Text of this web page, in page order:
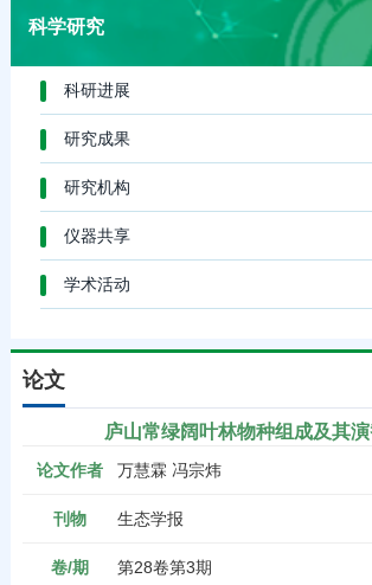
科学研究
科研进展
研究成果
研究机构
仪器共享
学术活动
论文
庐山常绿阔叶林物种组成及其
论文作者 万慧霖 冯宗炜
刊物 生态学报
卷/期 第28卷第3期